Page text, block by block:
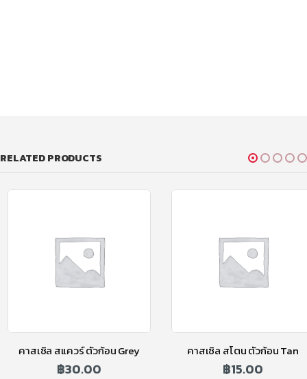
RELATED PRODUCTS
คาสเซิล สแควร์ ตัวก้อน Grey
30.00
คาสเซิล สโตน ตัวก้อน Tan
15.00